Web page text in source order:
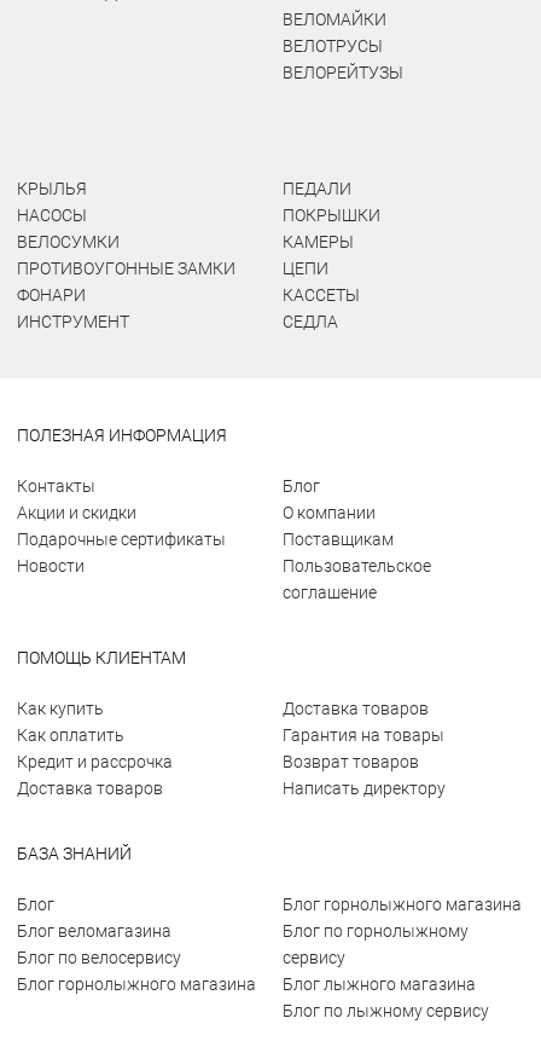
ВЕЛОМАЙКИ
ВЕЛОТРУСЫ
ВЕЛОРЕЙТУЗЫ
КРЫЛЬЯ
НАСОСЫ
ВЕЛОСУМКИ
ПРОТИВОУГОННЫЕ ЗАМКИ
ФОНАРИ
ИНСТРУМЕНТ
ПЕДАЛИ
ПОКРЫШКИ
КАМЕРЫ
ЦЕПИ
КАССЕТЫ
СЕДЛА
ПОЛЕЗНАЯ ИНФОРМАЦИЯ
Контакты
Акции и скидки
Подарочные сертификаты
Новости
Блог
О компании
Поставщикам
Пользовательское
соглашение
ПОМОЩЬ КЛИЕНТАМ
Как купить
Как оплатить
Кредит и рассрочка
Доставка товаров
Доставка товаров
Гарантия на товары
Возврат товаров
Написать директору
БАЗА ЗНАНИЙ
Блог
Блог веломагазина
Блог по велосервису
Блог горнолыжного магазина
Блог горнолыжного магазина
Блог по горнолыжному
сервису
Блог лыжного магазина
Блог по лыжному сервису